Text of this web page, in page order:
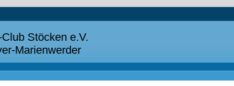
Stöcken e.V.
Marienwerder